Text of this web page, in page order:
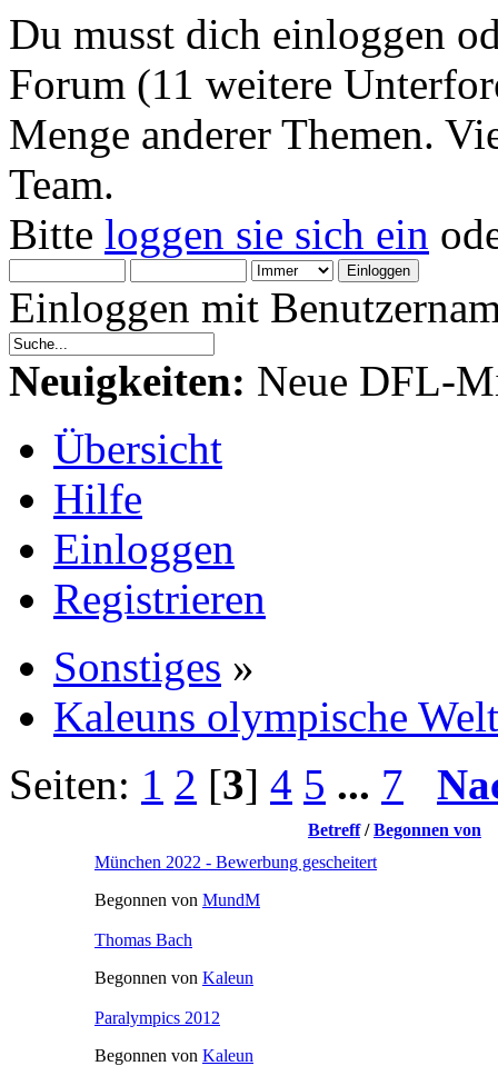
Du musst dich einloggen
Forum (11 weitere
Menge anderer Themen.
Team.
Bitte loggen sie sich ein
Einloggen mit
Neuigkeiten: Neue DFL-
Übersicht
Hilfe
Einloggen
Registrieren
Sonstiges »
Kaleuns olympische
Seiten: 1 2 [3] 4 5 ... 7
Betreff/Begonnen von
München 2022 - Bewerbung gescheitert
Begonnen von MundM
Thomas Bach
Begonnen von Kaleun
Paralympics 2012
Begonnen von Kaleun